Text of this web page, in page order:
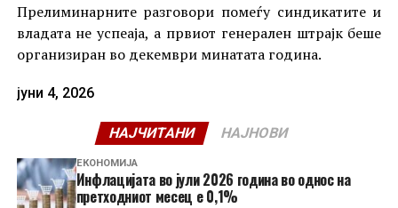
Прелиминарните разговори помеѓу синдикатите и
владата не успеаја, а првиот генерален штрајк беше
организиран во декември минатата година.
јуни 4, 2026
НАЈЧИТАНИ НАЈНОВИ
ЕКОНОМИЈА
Инфлацијата во јули 2026 година во однос на
претходниот месец е 0,1%